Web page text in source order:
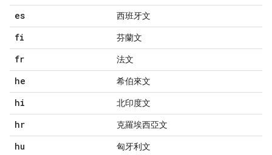
es 西班牙文
fi 芬蘭文
fr 法文
he 希伯來文
hi 北印度文
hr 克羅埃西亞文
hu 匈牙利文